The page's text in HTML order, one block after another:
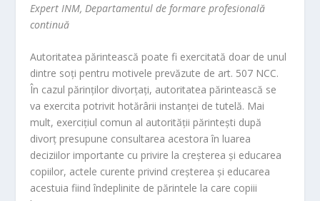
Expert INM, Departamentul de formare profesională
continuă
Autoritatea părintească poate fi exercitată doar de unul
dintre soţi pentru motivele prevăzute de art. 507 NCC.
În cazul părinţilor divorţaţi, autoritatea părintească se
va exercita potrivit hotărârii instanţei de tutelă. Mai
mult, exerciţiul comun al autorităţii părinteşti după
divorţ presupune consultarea acestora în luarea
deciziilor importante cu privire la creşterea şi educarea
copiilor, actele curente privind creşterea şi educarea
acestuia fiind îndeplinite de părintele la care copiii